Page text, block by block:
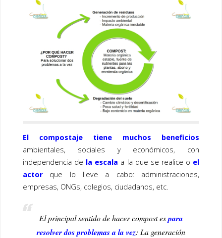
e
b
o
k
er
k
e
dI
n
El compostaje tiene muchos beneficios
ambientales, sociales y económicos, con
independencia de la escala a la que se realice o el
actorque lo lleve a cabo: administraciones,
empresas, ONGs, colegios, ciudadanos, etc.
El principal sentido de hacer compost espara
resolver dos problemas a la vez: La generación